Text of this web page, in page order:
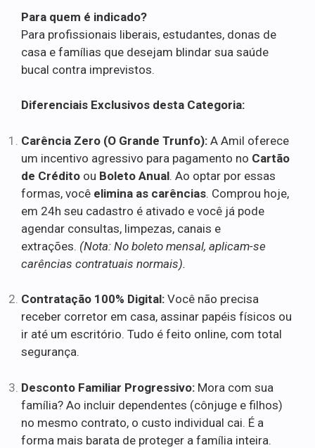
Para quem é indicado?
Para profissionais liberais, estudantes, donas de
casa e famílias que desejam blindar sua saúde
bucal contra imprevistos.
Diferenciais Exclusivos desta Categoria:
Carência Zero (O Grande Trunfo): A Amil oferece
um incentivo agressivo para pagamento no Cartão
de Crédito ou Boleto Anual. Ao optar por essas
formas, você elimina as carências. Comprou hoje,
em 24h seu cadastro é ativado e você já pode
agendar consultas, limpezas, canais e
extrações. (Nota: No boleto mensal, aplicam-se
carências contratuais normais).
Contratação 100% Digital: Você não precisa
receber corretor em casa, assinar papéis físicos ou
ir até um escritório. Tudo é feito online, com total
segurança.
Desconto Familiar Progressivo: Mora com sua
família? Ao incluir dependentes (cônjuge e filhos)
no mesmo contrato, o custo individual cai. É a
forma mais barata de proteger a família inteira.